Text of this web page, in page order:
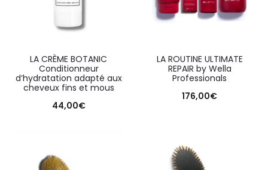
LA CRÈME BOTANIC
Conditionneur
d’hydratation adapté aux
cheveux fins et mous
44,00€
LA ROUTINE ULTIMATE
REPAIR by Wella
Professionals
176,00€